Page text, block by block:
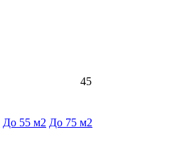
45
До 55 м2 До 75 м2